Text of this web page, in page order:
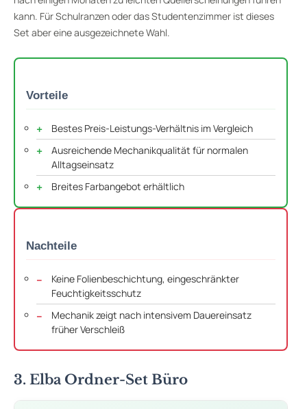
kann. Für Schulranzen oder das Studentenzimmer ist dieses
Set aber eine ausgezeichnete Wahl.
Vorteile
Bestes Preis-Leistungs-Verhältnis im Vergleich
Ausreichende Mechanikqualität für normalen
Alltagseinsatz
Breites Farbangebot erhältlich
Nachteile
Keine Folienbeschichtung, eingeschränkter
Feuchtigkeitsschutz
Mechanik zeigt nach intensivem Dauereinsatz
früher Verschleiß
3. Elba Ordner-Set Büro